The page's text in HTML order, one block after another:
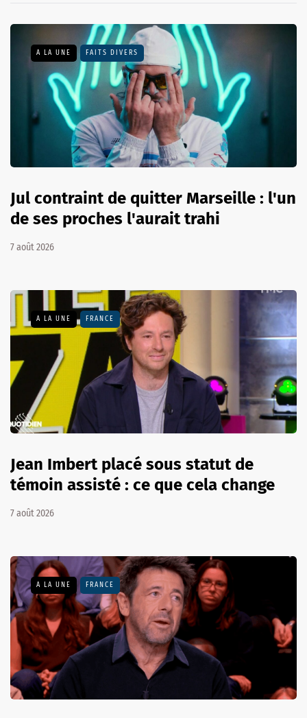
A LA UNE FAITS DIVERS
Jul contraint de quitter Marseille : l'un
de ses proches l'aurait trahi
7 août 2026
A LA UNE FRANCE
Jean Imbert placé sous statut de
témoin assisté : ce que cela change
7 août 2026
A LA UNE FRANCE